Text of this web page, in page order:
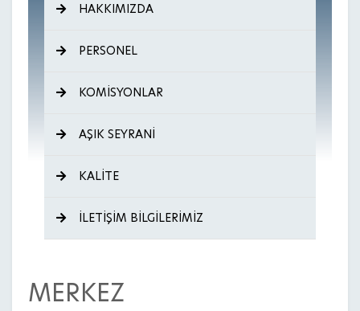
HAKKIMIZDA
PERSONEL
KOMİSYONLAR
AŞIK SEYRANİ
KALİTE
İLETİŞİM BİLGİLERİMİZ
MERKEZ